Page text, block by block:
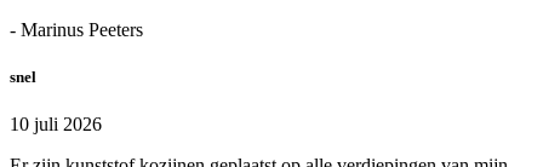
- Marinus Peeters
snel
10 juli 2026